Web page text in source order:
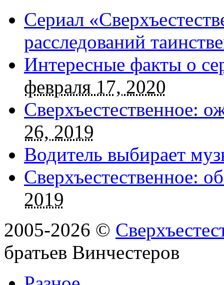
Сериал
расследований
Интересные факты о
февраля 17, 2020
Сверхъестественное:
26, 2019
Водитель выбирает
Сверхъестественное:
2019
2005-2026 ©
братьев Винчестеров